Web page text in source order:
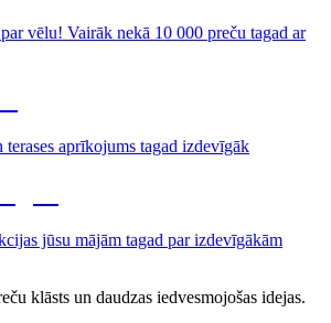
vēlu! Vairāk nekā 10 000 preču tagad ar
terases aprīkojums tagad izdevīgāk
jūsu mājām tagad par izdevīgākām
klāsts un daudzas iedvesmojošas idejas.